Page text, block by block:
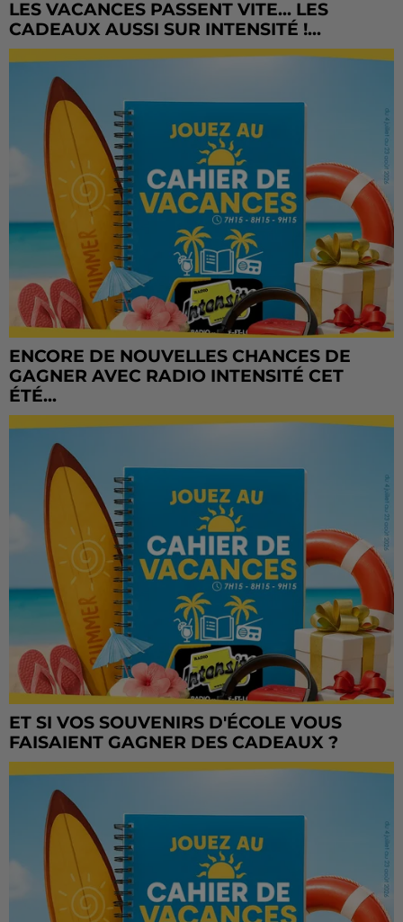
LES VACANCES PASSENT VITE... LES
CADEAUX AUSSI SUR INTENSITÉ !...
ENCORE DE NOUVELLES CHANCES DE
GAGNER AVEC RADIO INTENSITÉ CET
ÉTÉ...
ET SI VOS SOUVENIRS D'ÉCOLE VOUS
FAISAIENT GAGNER DES CADEAUX ?